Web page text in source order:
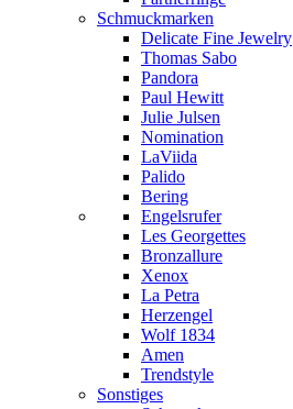
Schmuckmarken
Delicate Fine Jewelry
Thomas Sabo
Pandora
Paul Hewitt
Julie Julsen
Nomination
LaViida
Palido
Bering
Engelsrufer
Les Georgettes
Bronzallure
Xenox
La Petra
Herzengel
Wolf 1834
Amen
Trendstyle
Sonstiges